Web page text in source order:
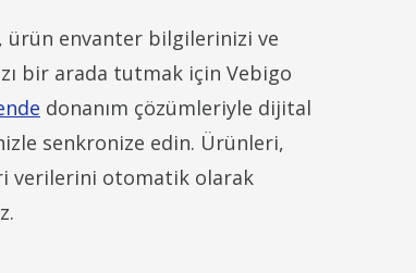
ürün envanter bilgilerinizi ve
bir arada tutmak için Vebigo
donanım çözümleriyle dijital
senkronize edin. Ürünleri,
verilerini otomatik olarak